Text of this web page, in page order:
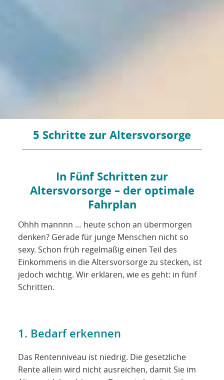
5 Schritte zur Altersvorsorge
In Fünf Schritten zur
Altersvorsorge – der optimale
Fahrplan
Ohhh mannnn … heute schon an übermorgen
denken? Gerade für junge Menschen nicht so
sexy. Schon früh regelmäßig einen Teil des
Einkommens in die Altersvorsorge zu stecken, ist
jedoch wichtig. Wir erklären, wie es geht: in fünf
Schritten.
1. Bedarf erkennen
Das Rentenniveau ist niedrig. Die gesetzliche
Rente allein wird nicht ausreichen, damit Sie im